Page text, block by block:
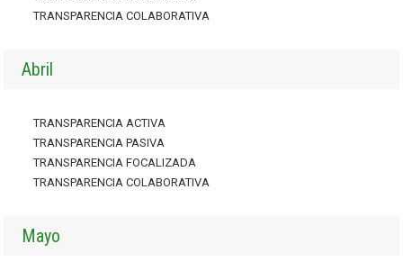
TRANSPARENCIA COLABORATIVA
Abril
TRANSPARENCIA ACTIVA
TRANSPARENCIA PASIVA
TRANSPARENCIA FOCALIZADA
TRANSPARENCIA COLABORATIVA
Mayo